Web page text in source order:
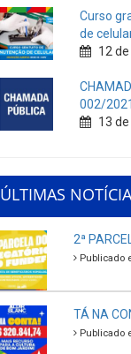
Curso
de
12
002/
13
ÚLTIMAS
2ª
Publicado
TÁ NA
Publicado